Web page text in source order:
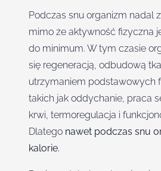
Podczas snu organizm nadal
mimo że aktywność fizyczna
do minimum. W tym czasie
się regeneracją, odbudową
utrzymaniem podstawowych
takich jak oddychanie, praca
krwi, termoregulacja i
Dlatego nawet podczas snu
kalorie.